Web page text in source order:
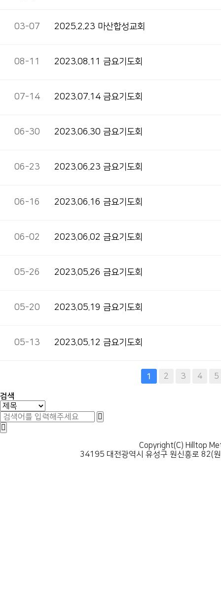
03-07 2025.2.23 마산합성교회
08-11 2023.08.11 금요기도회
07-14 2023.07.14 금요기도회
06-30 2023.06.30 금요기도회
06-23 2023.06.23 금요기도회
06-16 2023.06.16 금요기도회
06-02 2023.06.02 금요기도회
05-26 2023.05.26 금요기도회
05-20 2023.05.19 금요기도회
05-13 2023.05.12 금요기도회
1 2 3 4 5
검색
Copyright(C) Hilltop
34195 대전광역시 유성구 원신흥로